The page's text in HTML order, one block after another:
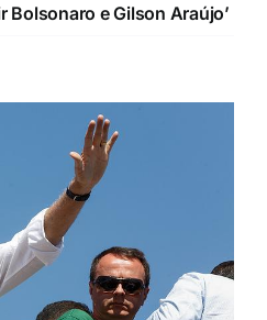
Bolsonaro e Gilson Araújo’